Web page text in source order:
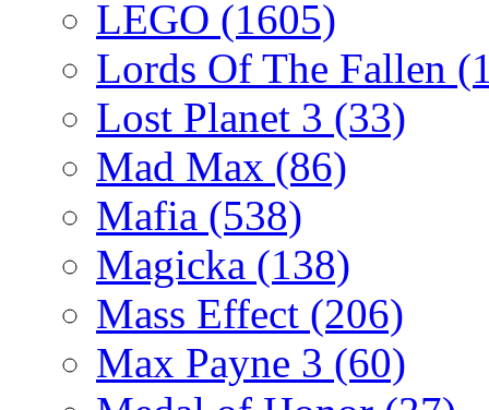
LEGO (1605)
Lords Of The Fallen
Lost Planet 3 (33)
Mad Max (86)
Mafia (538)
Magicka (138)
Mass Effect (206)
Max Payne 3 (60)